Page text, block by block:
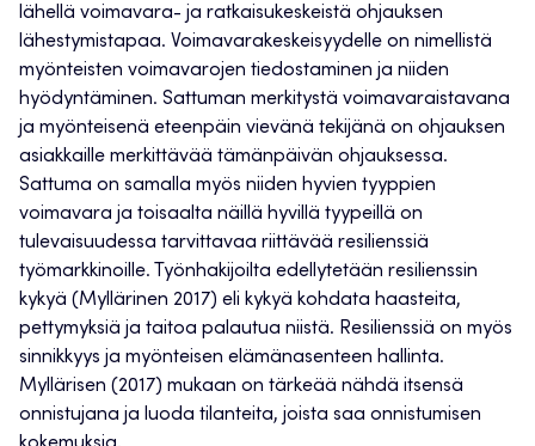
lähellä voimavara- ja ratkaisukeskeistä ohjauksen
lähestymistapaa. Voimavarakeskeisyydelle on nimellistä
myönteisten voimavarojen tiedostaminen ja niiden
hyödyntäminen. Sattuman merkitystä voimavaraistavana
ja myönteisenä eteenpäin vievänä tekijänä on ohjauksen
asiakkaille merkittävää tämänpäivän ohjauksessa.
Sattuma on samalla myös niiden hyvien tyyppien
voimavara ja toisaalta näillä hyvillä tyypeillä on
tulevaisuudessa tarvittavaa riittävää resilienssiä
työmarkkinoille. Työnhakijoilta edellytetään resilienssin
kykyä (Myllärinen 2017) eli kykyä kohdata haasteita,
pettymyksiä ja taitoa palautua niistä. Resilienssiä on myös
sinnikkyys ja myönteisen elämänasenteen hallinta.
Myllärisen (2017) mukaan on tärkeää nähdä itsensä
onnistujana ja luoda tilanteita, joista saa onnistumisen